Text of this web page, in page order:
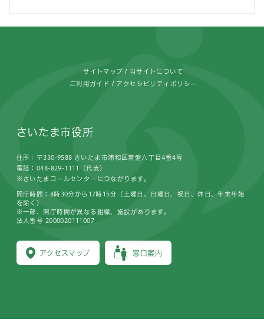
サイトマップ 当サイトについて
ご利用ガイド アクセシビリティポリシー
さいたま市役所
住所：〒330-9588 さいたま市浦和区常盤六丁目4番4号
電話：048-829-1111（代表）
※さいたまコールセンターにつながります。
アクセスマップ 窓口案内
開庁時間：8時30分から17時15分（土曜日、日曜日、祝日、休日、年末年始
を除く）
※一部、開庁時間が異なる組織、施設があります。
法人番号 2000020111007